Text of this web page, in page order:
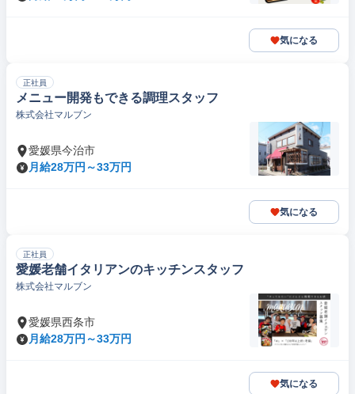
気になる
正社員
メニュー開発もできる調理スタッフ
株式会社マルブン
愛媛県今治市
月給28万円～33万円
気になる
正社員
愛媛老舗イタリアンのキッチンスタッフ
株式会社マルブン
愛媛県西条市
月給28万円～33万円
気になる